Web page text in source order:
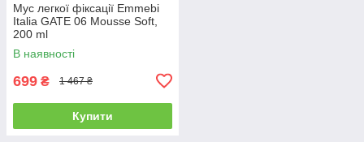
Мус легкої фіксації Emmebi
Italia GATE 06 Mousse Soft,
200 ml
В наявності
699 ₴ 1 467 ₴
Купити